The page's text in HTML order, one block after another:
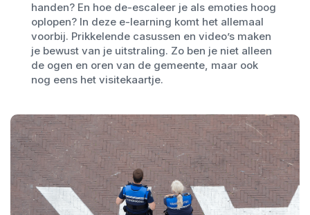
handen? En hoe de-escaleer je als emoties hoog
oplopen? In deze e-learning komt het allemaal
voorbij. Prikkelende casussen en video’s maken
je bewust van je uitstraling. Zo ben je niet alleen
de ogen en oren van de gemeente, maar ook
nog eens het visitekaartje.